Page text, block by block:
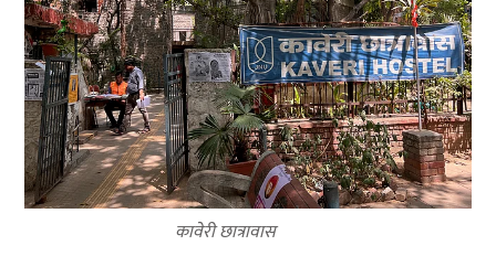
कावेरी छात्रावास